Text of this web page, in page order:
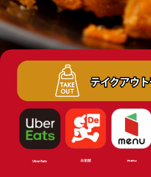
UberEats 出前館 menu